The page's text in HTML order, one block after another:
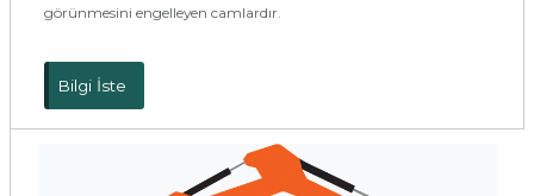
görünmesini engelleyen camlardır.
Bilgi İste